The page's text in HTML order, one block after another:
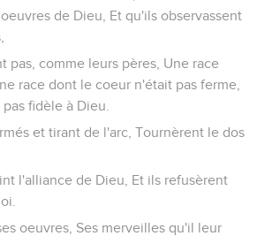
de Dieu, Et qu'ils observassent
pas, comme leurs pères, Une race
race dont le coeur n'était pas ferme,
fidèle à Dieu.
et tirant de l'arc, Tournèrent le dos
l'alliance de Dieu, Et ils refusèrent
oeuvres, Ses merveilles qu'il leur